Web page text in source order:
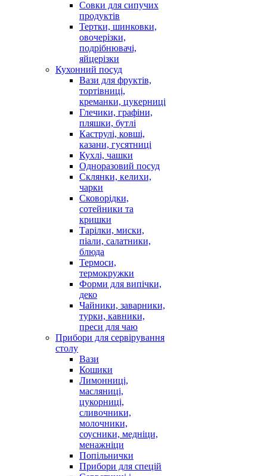
Совки для сипучих
продуктів
Тертки, шинковки,
овочерізки,
подрібнювачі,
яйцерізки
Кухонний посуд
Вази для фруктів,
тортівниці,
креманки, цукерниці
Глечики, графіни,
пляшки, бутлі
Каструлі, ковші,
казани, гусятниці
Кухлі, чашки
Одноразовий посуд
Склянки, келихи,
чарки
Сковорідки,
сотейники та
кришки
Тарілки, миски,
піали, салатники,
блюда
Термоси,
термокружки
Форми для випічки,
деко
Чайники, заварники,
турки, кавники,
преси для чаю
Прибори для сервірування
столу
Вази
Кошики
Лимонниці,
масляниці,
цукорниці,
сливочники,
молочники,
соусники, медніци,
менажніци
Попільнички
Прибори для спецій